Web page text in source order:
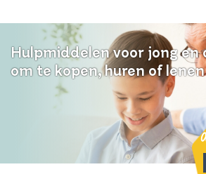
Hulpmiddelen voor jong en
om te kopen, huren of lenen